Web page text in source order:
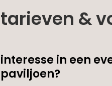
tarieven &
interesse in een
paviljoen?